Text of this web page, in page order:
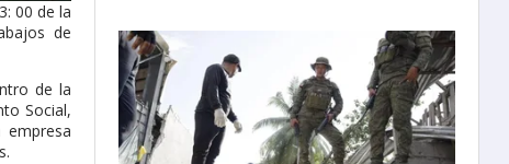
00 de la
de
de la
Social,
empresa